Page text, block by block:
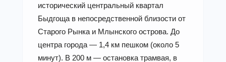
исторический центральный квартал
Быдгоща в непосредственной близости от
Старого Рынка и Млынского острова. До
центра города — 1,4 км пешком (около 5
минут). В 200 м — остановка трамвая, в